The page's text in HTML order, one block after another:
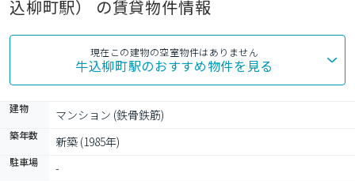
込柳町駅） の賃貸物件情報
現在この建物の空室物件はありません
牛込柳町駅のおすすめ物件を見る
建物 マンション (鉄骨鉄筋)
築年数 新築 (1985年)
駐車場 -